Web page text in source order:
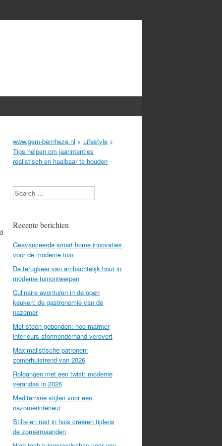
www.gem-bernheze.nl > Lifestyle >
Tips helpen om jaarintenties
realistisch en haalbaar te houden
Search
Recente berichten
Geavanceerde smart home innovaties
voor de moderne tuin
De terugkeer van ambachtelijk hout in
moderne tuinontwerpen
Culinaire avonturen in de open
keuken: de gastronomie van de
nazomer
Met steen gebonden: hoe marmer
interieurs stormenderhand verovert
Maximalistische patronen:
zomerhuistrend van 2026
Rolgangen met een twist: moderne
verandas in 2026
Mediterrane stijlen voor een
nazomerinterieur
Stilte en rust in huis creëren tijdens
de zomermaanden